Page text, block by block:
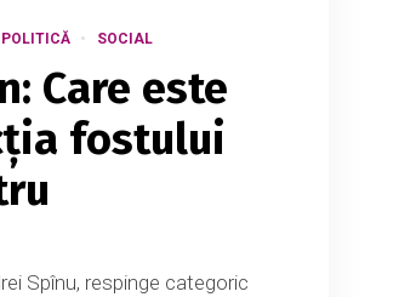
POLITICĂ SOCIAL
Care este
fostului
Spînu, respinge categoric